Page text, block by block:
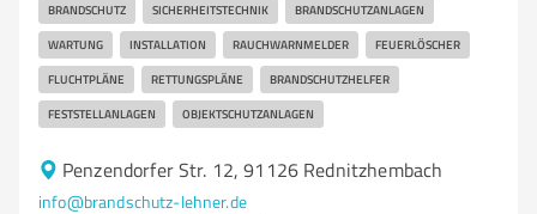
BRANDSCHUTZ SICHERHEITSTECHNIK BRANDSCHUTZANLAGEN
WARTUNG INSTALLATION RAUCHWARNMELDER FEUERLÖSCHER
FLUCHTPLÄNE RETTUNGSPLÄNE BRANDSCHUTZHELFER
FESTSTELLANLAGEN OBJEKTSCHUTZANLAGEN
Penzendorfer Str. 12, 91126 Rednitzhembach
info@brandschutz-lehner.de